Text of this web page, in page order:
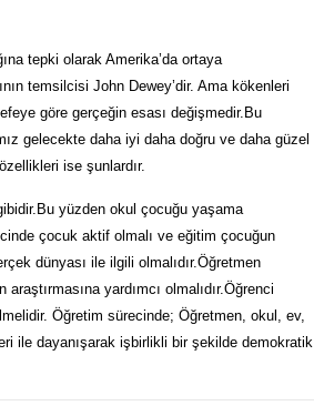
tepki olarak Amerika’da ortaya
temsilcisi John Dewey’dir. Ama kökenleri
göre gerçeğin esası değişmedir.Bu
gelecekte daha iyi daha doğru ve daha güzel
ise şunlardır.
yüzden okul çocuğu yaşama
çocuk aktif olmalı ve eğitim çocuğun
dünyası ile ilgili olmalıdır.Öğretmen
yardımcı olmalıdır.Öğrenci
Öğretim sürecinde; Öğretmen, okul, ev,
ile dayanışarak işbirlikli bir şekilde demokratik